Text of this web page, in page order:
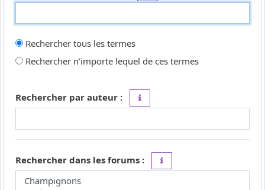
Rechercher tous les termes
Rechercher n’importe lequel de ces termes
Rechercher par auteur :
Rechercher dans les forums :